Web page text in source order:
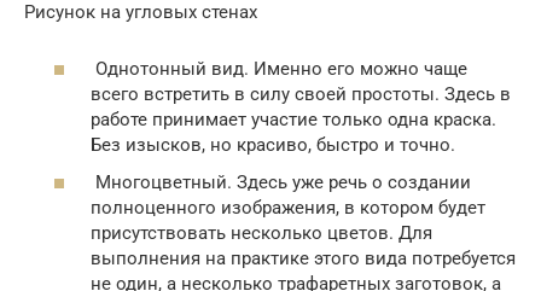
Рисунок на угловых стенах
Однотонный вид. Именно его можно чаще
всего встретить в силу своей простоты. Здесь в
работе принимает участие только одна краска.
Без изысков, но красиво, быстро и точно.
Многоцветный. Здесь уже речь о создании
полноценного изображения, в котором будет
присутствовать несколько цветов. Для
выполнения на практике этого вида потребуется
не один, а несколько трафаретных заготовок, а